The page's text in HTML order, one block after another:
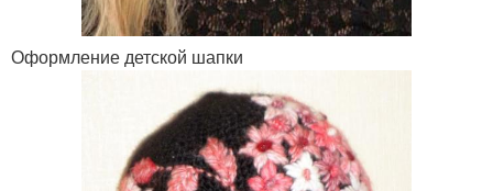
Оформление детской шапки